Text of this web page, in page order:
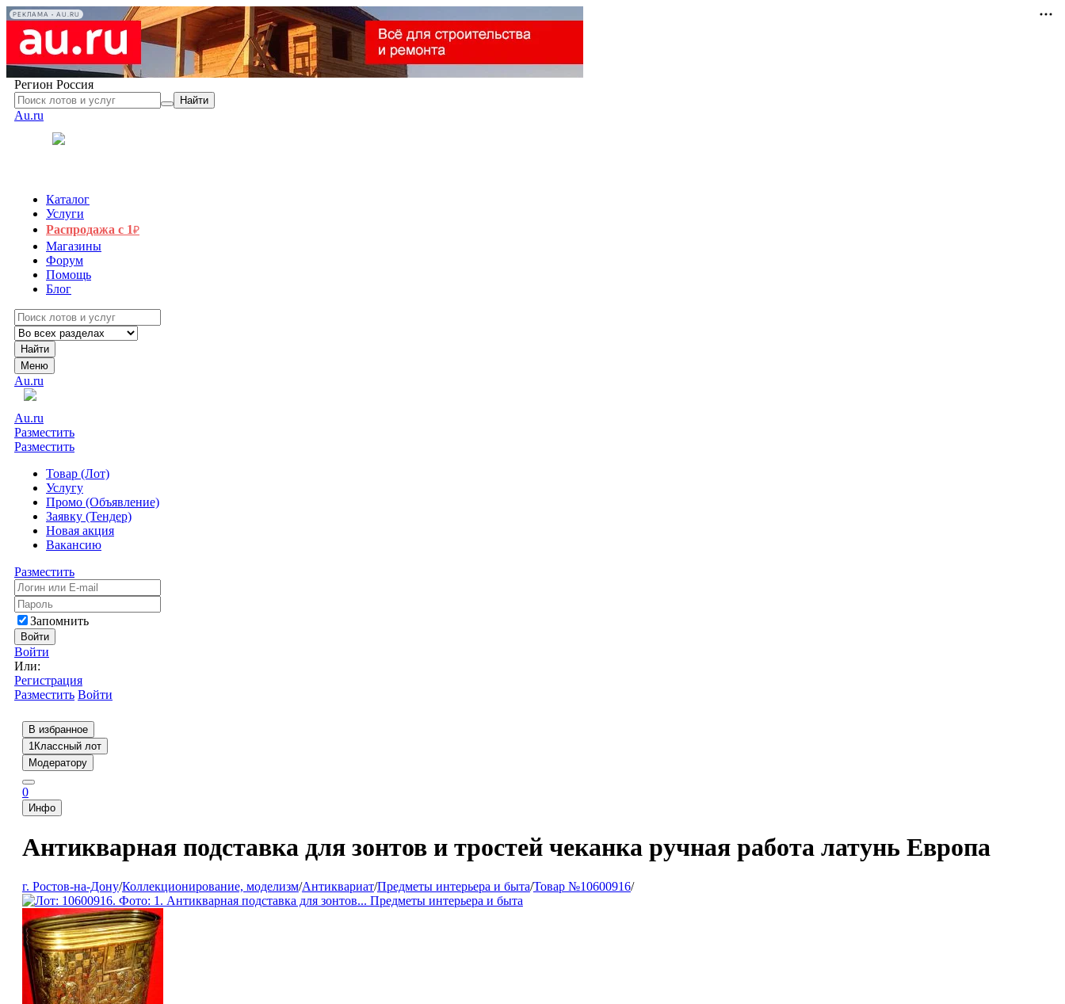
РЕКЛАМА • AU.RU
Регион Россия
Найти
Au.ru
Каталог
Услуги
Распродажа с 1₽
Магазины
Форум
Помощь
Блог
Найти
Меню
Au.ru
Au.ru
Разместить
Разместить
Товар (Лот)
Услугу
Промо (Объявление)
Заявку (Тендер)
Новая акция
Вакансию
Разместить
Запомнить
Войти
Войти
Или:
Регистрация
Разместить Войти
В избранное
1Классный лот
Модератору
0
Инфо
Антикварная подставка для зонтов и тростей чеканка ручная работа латунь Европа
г. Ростов-на-Дону/Коллекционирование, моделизм/Антиквариат/Предметы интерьера и быта/Товар №10600916/